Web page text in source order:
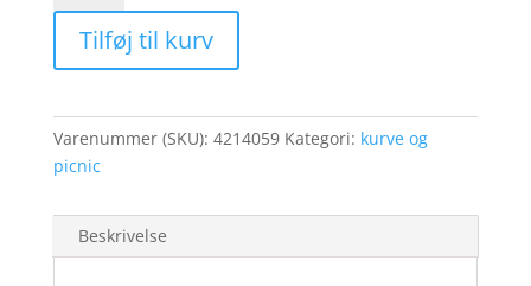
med
indhold
og
antal
Tilføj til kurv
Varenummer (SKU): 4214059 Kategori: kurve og
picnic
Beskrivelse